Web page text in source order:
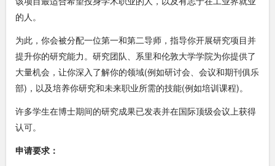
的人。
为此，你会被分配一位第一和第二导师，指导你开展研究项目并
提升你的研究能力。研究团队、系里和伦敦大学学院为你提供了
大量机会，让你深入了解你的领域(例如研讨会、会议和期刊俱乐
部)，以及培养你研究和未来职业所需的技能(例如培训课程)。
许多学生在博士期间的研究成果已发表并在国际顶级会议上获得
认可。
申请要求：